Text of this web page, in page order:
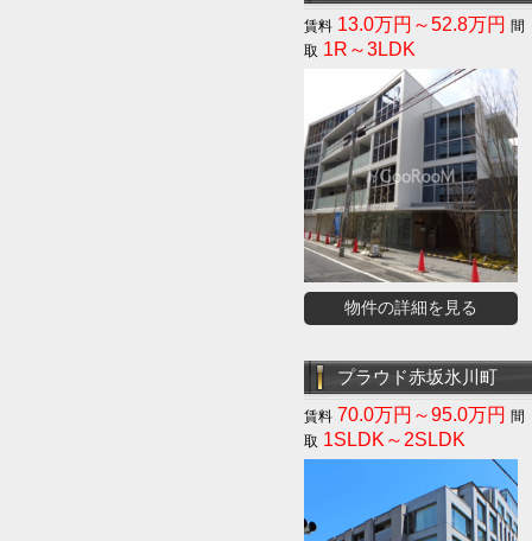
13.0万円～52.8万円
1R～3LDK
物件の詳細を見る
プラウド赤坂氷川町
70.0万円～95.0万円
1SLDK～2SLDK